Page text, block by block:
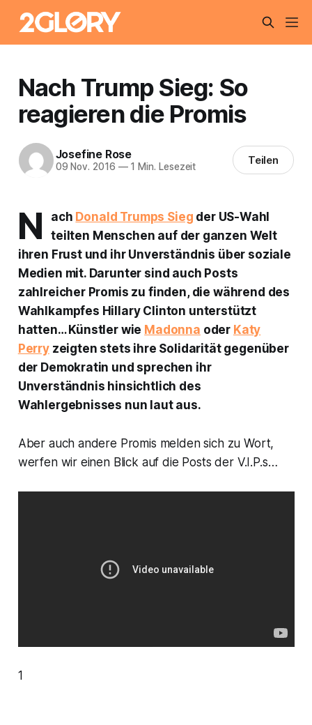
Nach Trump Sieg: So
reagieren die Promis
Josefine Rose
09 Nov. 2016 —1 Min. Lesezeit Teilen
N ach Donald Trumps Sieg der US-Wahl
teilten Menschen auf der ganzen Welt
ihren Frust und ihr Unverständnis über soziale
Medien mit. Darunter sind auch Posts
zahlreicher Promis zu finden, die während des
Wahlkampfes Hillary Clinton unterstützt
hatten… Künstler wie Madonna oder Katy
Perryzeigten stets ihre Solidarität gegenüber
der Demokratin und sprechen ihr
Unverständnis hinsichtlich des
Wahlergebnisses nun laut aus.
Aber auch andere Promis melden sich zu Wort,
werfen wir einen Blick auf die Posts der V.I.P.s…
1